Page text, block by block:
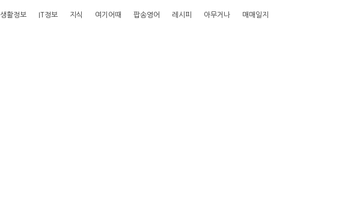
생활정보 IT정보 지식 여기어때 팝송영어 레시피 아무거나 매매일지